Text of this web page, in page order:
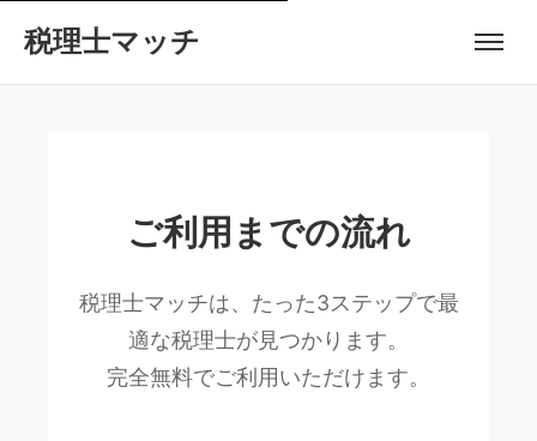
税理士マッチ
ご利用までの流れ
税理士マッチは、たった3ステップで最
適な税理士が見つかります。
完全無料でご利用いただけます。